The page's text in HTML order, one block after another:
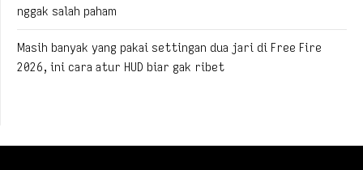
nggak salah paham
Masih banyak yang pakai settingan dua jari di Free Fire
2026, ini cara atur HUD biar gak ribet